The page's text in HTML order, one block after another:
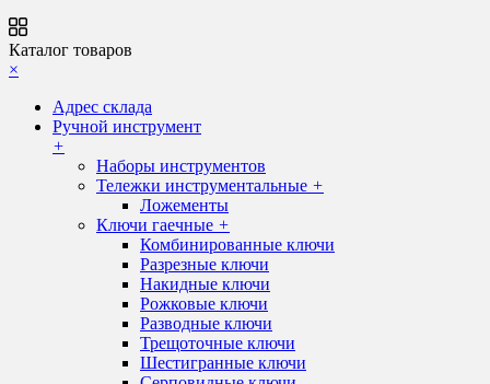
Каталог товаров
×
Адрес склада
Ручной инструмент
+
Наборы инструментов
Тележки инструментальные +
Ложементы
Ключи гаечные +
Комбинированные ключи
Разрезные ключи
Накидные ключи
Рожковые ключи
Разводные ключи
Трещоточные ключи
Шестигранные ключи